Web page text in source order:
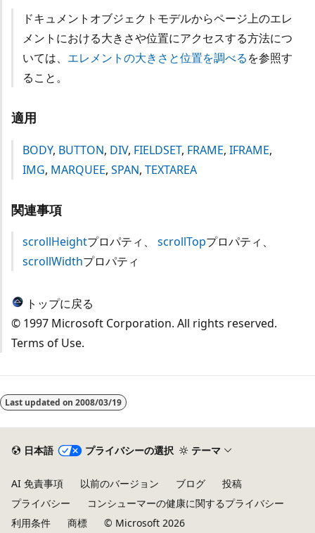
ドキュメントオブジェクトモデルからページ上のエレ
メントにおける大きさや位置にアクセスする方法につ
いては、 エレメントの大きさと位置を調べるを参照す
ること。
適用
BODY, BUTTON, DIV, FIELDSET, FRAME, IFRAME,
IMG, MARQUEE, SPAN, TEXTAREA
関連事項
scrollHeightプロパティ、 scrollTopプロパティ、
scrollWidthプロパティ
トップに戻る
© 1997 Microsoft Corporation. All rights reserved.
Terms of Use.
み
取
Last updated on 2008/03/19
日本語 プライバシーの選択 テーマ
AI 免責事項 以前のバージョン ブログ
投稿
プライバシー
コンシューマーの健康に関するプライバシー
利用条件
商標 © Microsoft 2026